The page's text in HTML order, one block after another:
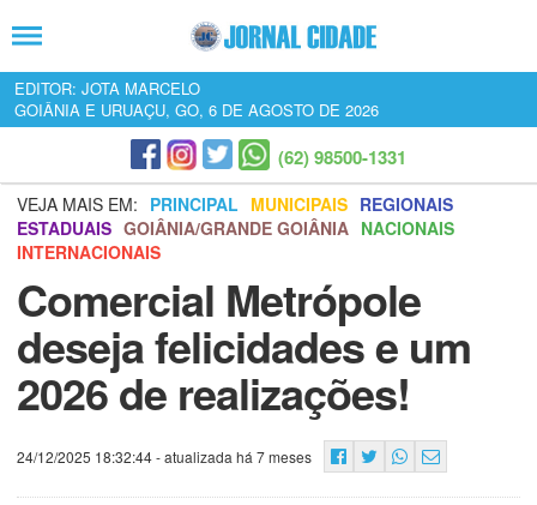
EDITOR: JOTA MARCELO
GOIÂNIA E URUAÇU, GO, 6 DE AGOSTO DE 2026
(62) 98500-1331
VEJA MAIS EM: PRINCIPAL MUNICIPAIS REGIONAIS
ESTADUAIS GOIÂNIA/GRANDE GOIÂNIA NACIONAIS
INTERNACIONAIS
Comercial Metrópole
deseja felicidades e um
2026 de realizações!
24/12/2025 18:32:44- atualizada há 7 meses